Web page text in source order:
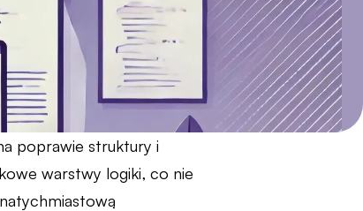
poprawie struktury i
warstwy logiki, co nie